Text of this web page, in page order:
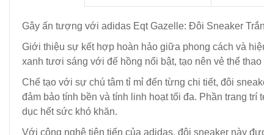
Gây ấn tượng với adidas Eqt Gazelle: Đôi Sneaker
Giới thiệu sự kết hợp hoàn hảo giữa phong cách và
xanh tươi sáng với đế hồng nổi bật, tạo nên vẻ thể
Chế tạo với sự chú tâm tỉ mỉ đến từng chi tiết, đôi
đảm bảo tính bền và tính linh hoạt tối đa. Phần trang
dục hết sức khó khăn.
Với công nghệ tiên tiến của adidas, đôi sneaker này